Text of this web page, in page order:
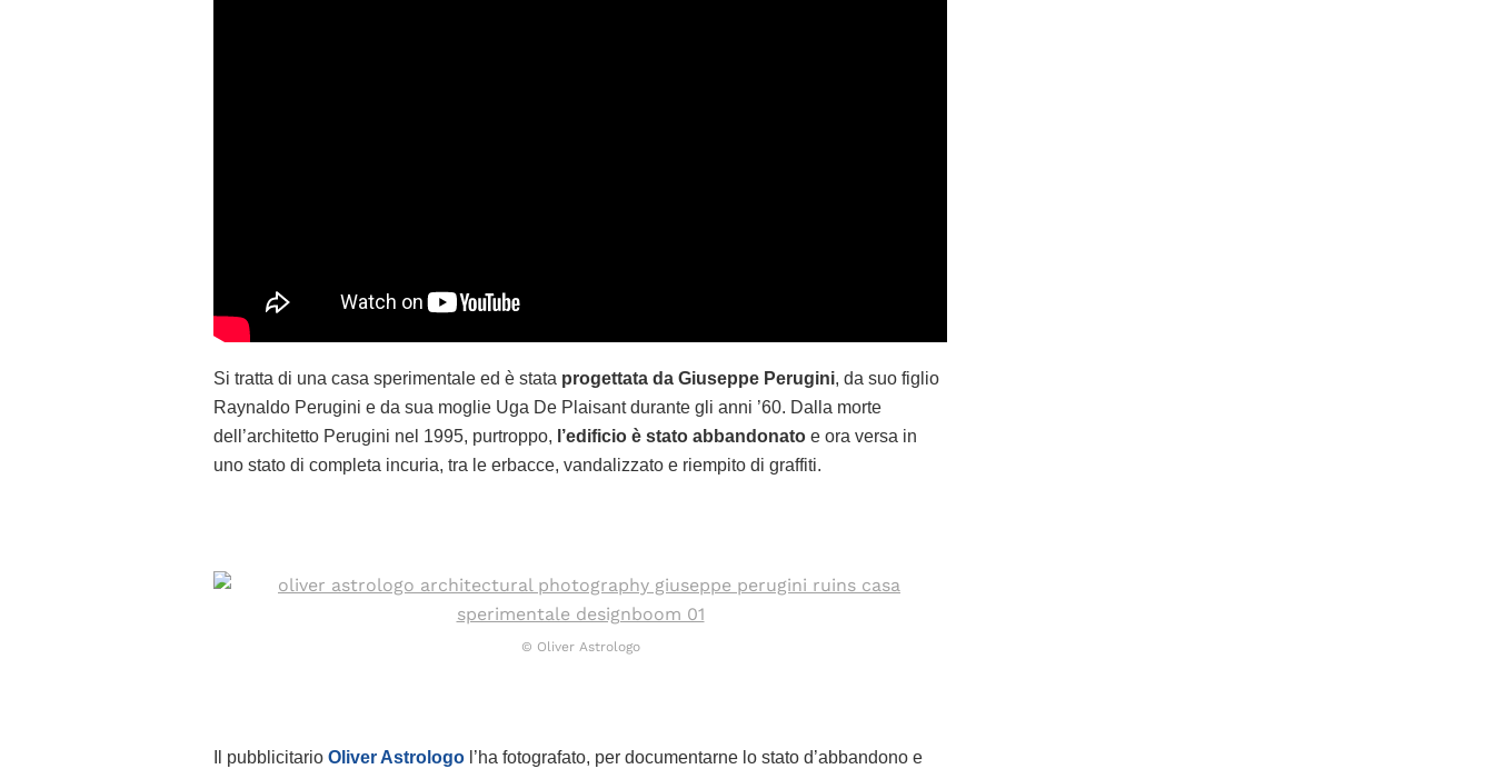
Si tratta di una casa sperimentale ed è stata progettata da Giuseppe Perugini, da suo figlio
Raynaldo Perugini e da sua moglie Uga De Plaisant durante gli anni ’60. Dalla morte
dell’architetto Perugini nel 1995, purtroppo, l’edificio è stato abbandonato e ora versa in
uno stato di completa incuria, tra le erbacce, vandalizzato e riempito di graffiti.
© Oliver Astrologo
Il pubblicitario Oliver Astrologo l’ha fotografato, per documentarne lo stato d’abbandono e